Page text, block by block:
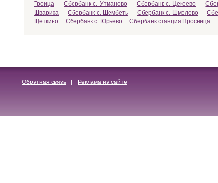
Троица
Сбербанк с. Утманово Сбербанк с. Цекеево
Швариха
Сбербанк с. Шембеть Сбербанк с. Шмелево
Щеткино
Сбербанк с. Юрьево Сбербанк станция Просница
Обратная связь Реклама на сайте